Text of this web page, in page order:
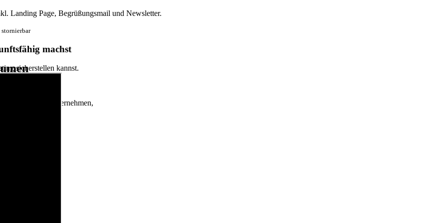
Landing Page, Begrüßungsmail und Newsletter.
und große Unternehmen,
machst
sicherstellen kannst.